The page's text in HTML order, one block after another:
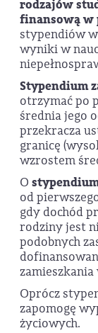
rodzajów
finansową w
stypendiów
wyniki w
Stypendium
otrzymać po
średnia jego
przekracza
granicę
wzrostem
O
od
gdy dochód
rodziny jest
podobnych
Oprócz
zapomogę
życiowych.